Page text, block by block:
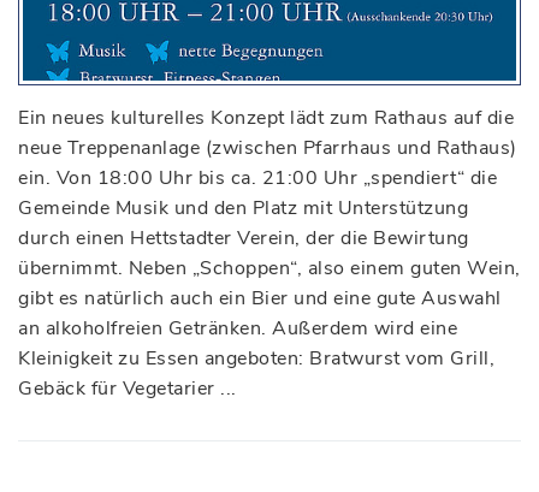
Ein neues kulturelles Konzept lädt zum Rathaus auf die
neue Treppenanlage (zwischen Pfarrhaus und Rathaus)
ein. Von 18:00 Uhr bis ca. 21:00 Uhr „spendiert“ die
Gemeinde Musik und den Platz mit Unterstützung
durch einen Hettstadter Verein, der die Bewirtung
übernimmt. Neben „Schoppen“, also einem guten Wein,
gibt es natürlich auch ein Bier und eine gute Auswahl
an alkoholfreien Getränken. Außerdem wird eine
Kleinigkeit zu Essen angeboten: Bratwurst vom Grill,
Gebäck für Vegetarier ...